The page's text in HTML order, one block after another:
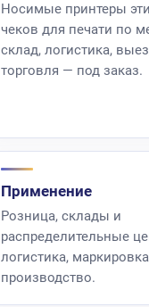
Носимые принтеры
чеков для печати по
склад, логистика,
торговля — под заказ.
Применение
Розница, склады и
распределительные
логистика,
производство.